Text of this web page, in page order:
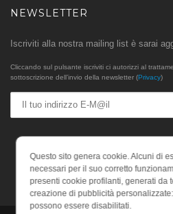
NEWSLETTER
Iscriviti alla nostra mailing list è sarai
Cliccando sul pulsante iscriviti ci autorizzi al
sottoscrizione dell’invio della newsletter (Privacy)
Questo sito genera cookie. Alcuni di
necessari per il suo corretto
presenti cookie profilanti, generati da
creazione di pubblicità
possono essere disabilitati.